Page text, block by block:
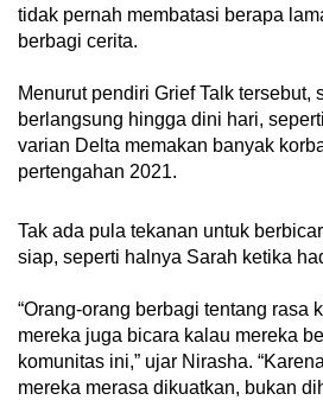
tidak pernah membatasi berapa
berbagi cerita.
Menurut pendiri Grief Talk tersebut,
berlangsung hingga dini hari,
varian Delta memakan banyak
pertengahan 2021.
Tak ada pula tekanan untuk
siap, seperti halnya Sarah ketika
“Orang-orang berbagi tentang rasa
mereka juga bicara kalau mereka
komunitas ini,” ujar Nirasha.
mereka merasa dikuatkan, bukan